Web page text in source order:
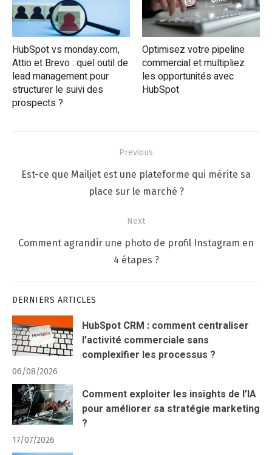
HubSpot vs monday.com,
Attio et Brevo : quel outil de
lead management pour
structurer le suivi des
prospects ?
Optimisez votre pipeline
commercial et multipliez
les opportunités avec
HubSpot
de
Previous
Previous
Est-ce que Mailjet est une plateforme qui mérite sa
place sur le marché ?
Next
Next
Comment agrandir une photo de profil Instagram en
4 étapes ?
DERNIERS ARTICLES
HubSpot CRM : comment centraliser
l’activité commerciale sans
complexifier les processus ?
06/08/2026
Comment exploiter les insights de l’IA
pour améliorer sa stratégie marketing
?
17/07/2026